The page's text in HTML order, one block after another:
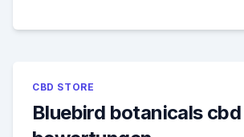
CBD STORE
Bluebird botanicals cbd